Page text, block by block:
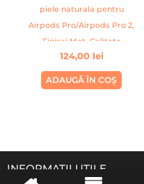
piele naturala pentru
Airpods Pro/Airpods Pro 2,
Finisaj Mat, Calitate
Premium, Handmade,
Negru
124,00 lei
ADAUGĂ ÎN COȘ
INFORMATII UTILE